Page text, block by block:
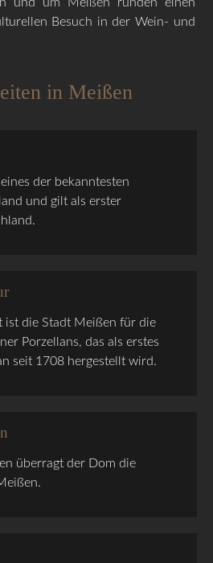
Besuch in der Wein- und
in Meißen
der bekanntesten
und gilt als erster
ist die Stadt Meißen für die
Porzellans, das als erstes
seit 1708 hergestellt wird.
überragt der Dom die